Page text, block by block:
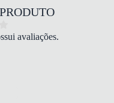
avaliações.